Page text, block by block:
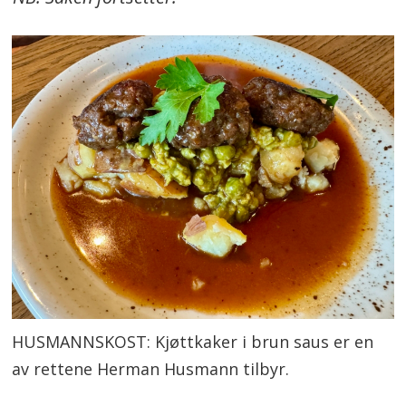
HUSMANNSKOST: Kjøttkaker i brun saus er en
av rettene Herman Husmann tilbyr.